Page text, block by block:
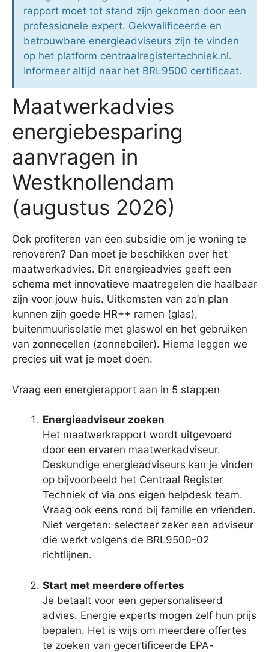
rapport moet tot stand zijn gekomen door een
professionele expert. Gekwalificeerde en
betrouwbare energieadviseurs zijn te vinden
op het platform centraalregistertechniek.nl.
Informeer altijd naar het BRL9500 certificaat.
Maatwerkadvies
energiebesparing
aanvragen in
Westknollendam
(augustus 2026)
Ook profiteren van een subsidie om je woning te
renoveren? Dan moet je beschikken over het
maatwerkadvies. Dit energieadvies geeft een
schema met innovatieve maatregelen die haalbaar
zijn voor jouw huis. Uitkomsten van zo’n plan
kunnen zijn goede HR++ ramen (glas),
buitenmuurisolatie met glaswol en het gebruiken
van zonnecellen (zonneboiler). Hierna leggen we
precies uit wat je moet doen.
Vraag een energierapport aan in 5 stappen
Energieadviseur zoeken
Het maatwerkrapport wordt uitgevoerd
door een ervaren maatwerkadviseur.
Deskundige energieadviseurs kan je vinden
op bijvoorbeeld het Centraal Register
Techniek of via ons eigen helpdesk team.
Vraag ook eens rond bij familie en vrienden.
Niet vergeten: selecteer zeker een adviseur
die werkt volgens de BRL9500-02
richtlijnen.
Start met meerdere offertes
Je betaalt voor een gepersonaliseerd
advies. Energie experts mogen zelf hun prijs
bepalen. Het is wijs om meerdere offertes
te zoeken van gecertificeerde EPA-